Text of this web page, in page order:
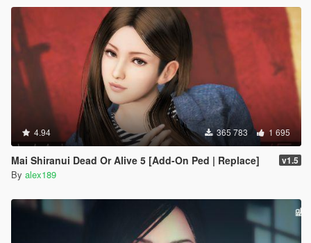
4.94 365 783 1 695
Mai Shiranui Dead Or Alive 5 [Add-On Ped | Replace] v1.5
By alex189